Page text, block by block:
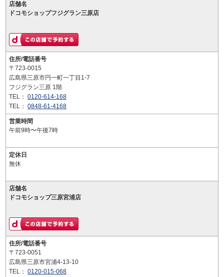
店舗名
ドコモショップフジグラン三原店
住所/電話番号
〒723-0015
広島県三原市円一町一丁目1-7
フジグラン三原 1階
TEL： 0120-614-168
TEL： 0848-61-4168
営業時間
午前9時〜午後7時
定休日
無休
店舗名
ドコモショップ三原宮浦店
住所/電話番号
〒723-0051
広島県三原市宮浦4-13-10
TEL： 0120-015-068